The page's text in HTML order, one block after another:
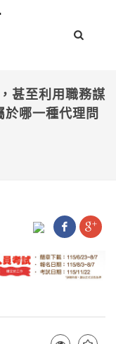
甚至利用職務謀
哪一種代理問